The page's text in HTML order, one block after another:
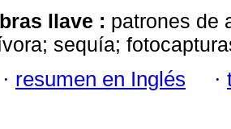
llave : patrones de
sequía;
· resumen en Inglés ·